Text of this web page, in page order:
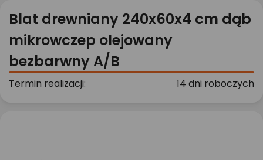
Blat drewniany 240x60x4 cm dąb
mikrowczep olejowany
bezbarwny A/B
Termin realizacji: 14 dni roboczych